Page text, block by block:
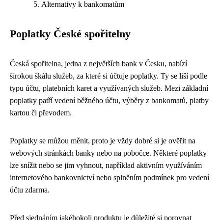
Alternativy k bankomatům
Poplatky České spořitelny
Česká spořitelna, jedna z největších bank v Česku, nabízí
širokou škálu služeb, za které si účtuje poplatky. Ty se liší podle
typu účtu, platebních karet a využívaných služeb. Mezi základní
poplatky patří vedení běžného účtu, výběry z bankomatů, platby
kartou či převodem.
Poplatky se můžou měnit, proto je vždy dobré si je ověřit na
webových stránkách banky nebo na pobočce. Některé poplatky
lze snížit nebo se jim vyhnout, například aktivním využíváním
internetového bankovnictví nebo splněním podmínek pro vedení
účtu zdarma.
Před sjednáním jakéhokoli produktu je důležité si porovnat